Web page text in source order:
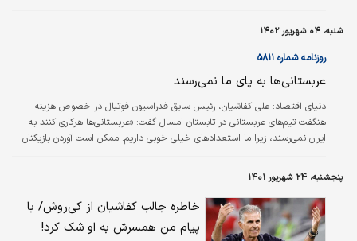
شنبه، ۰۴ شهریور ۱۴۰۲
روزنامه شماره ۵۸۱۱
عربستانی‌ها به پای ما نمی‌رسند
دنیای اقتصاد: علی کفاشیان، رئیس سابق فدراسیون فوتبال در خصوص هزینه
هنگفت تیم‌های عربستانی در تابستان امسال گفت: «عربستانی‌ها هرکاری کنند به
ایران نمی‌رسند، زیرا ما استعدادهای خیلی خوبی داریم. ممکن است آوردن بازیکنان
پنجشنبه، ۲۴ شهریور ۱۴۰۱
خاطره جالب کفاشیان از کی‌روش/ با
پیام من همسرش به او شک کرد!